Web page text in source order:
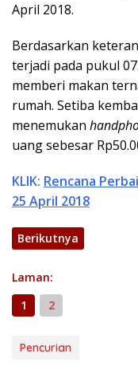
April 2018.
Berdasarkan
terjadi pada pukul
memberi makan
rumah. Setiba
menemukan
uang sebesar
KLIK: Rencana
25 April 2018
Berikutnya
Laman:
1
2
Pencurian